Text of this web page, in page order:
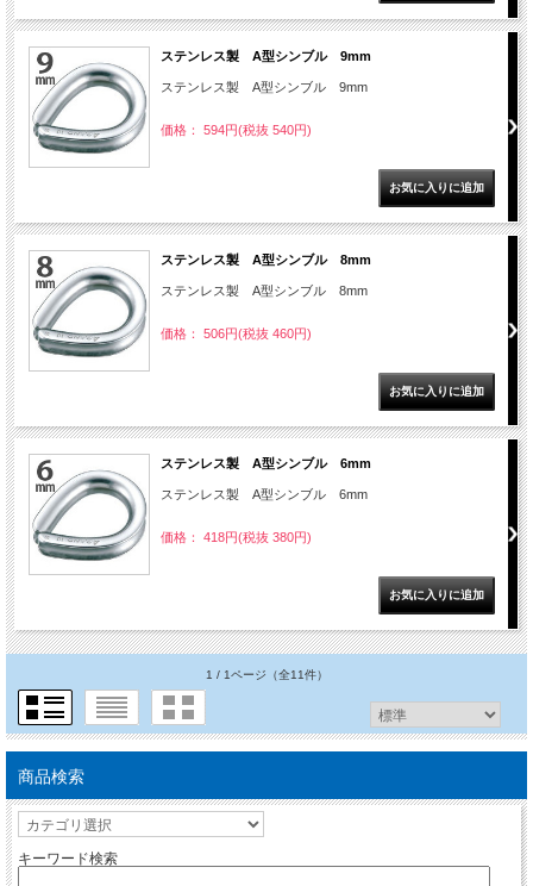
ステンレス製 A型シンブル 9mm
ステンレス製 A型シンブル 9mm
価格： 594円(税抜 540円)
ステンレス製 A型シンブル 8mm
ステンレス製 A型シンブル 8mm
価格： 506円(税抜 460円)
ステンレス製 A型シンブル 6mm
ステンレス製 A型シンブル 6mm
価格： 418円(税抜 380円)
1 / 1ページ （全11件）
商品検索
キーワード検索